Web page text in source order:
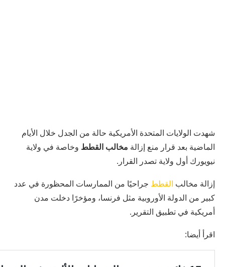
شهدت الولايات المتحدة الأمريكية حالة من الجدل خلال الأيام
الماضية بعد قرار منع إزالة مخالب القطط وخاصة في ولاية
نيويورك أول ولاية تصدر القرار.
إزالة مخالب القطط جراحيًا من الممارسات المحظورة في عدد
كبير من الدولة الأوروبية مثل فرنسا، ومؤخرًا دخلت مدن
أمريكية في تطبيق التقرير.
اقرأ أيضا: